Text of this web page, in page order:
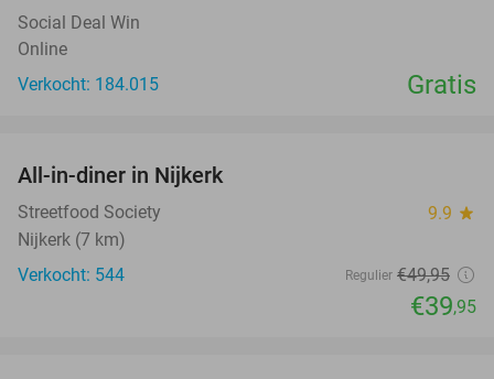
Social Deal Win
Online
Verkocht: 184.015
Gratis
All-in-diner in Nijkerk
Streetfood Society 9.9 star
Nijkerk (7 km)
Verkocht: 544
Regulier €49,95
€39,95